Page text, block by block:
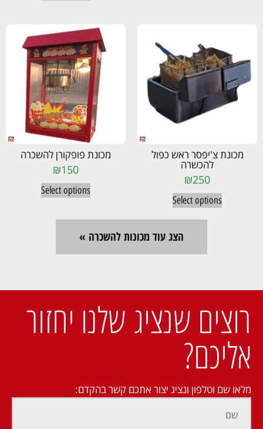
מכונת צ'יפסר ראש כפול
להכשרה
₪250
Select options
מכונת פופקורן להשכרה
₪150
Select options
הצג עוד מכונות להשכרה »
רוצים שנציג שלנו יחזור
אליכם?
מלאו שם וטלפון ונציג יצור אתכם קשר בהקדם: